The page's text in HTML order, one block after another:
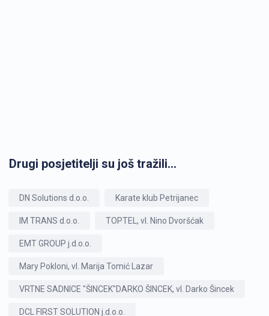
Drugi posjetitelji su još tražili...
DN Solutions d.o.o. Karate klub Petrijanec
IM TRANS d.o.o. TOPTEL, vl. Nino Dvoršćak
EMT GROUP j.d.o.o.
Mary Pokloni, vl. Marija Tomić Lazar
VRTNE SADNICE "ŠINCEK"DARKO ŠINCEK, vl. Darko Šincek
DCL FIRST SOLUTION j.d.o.o.